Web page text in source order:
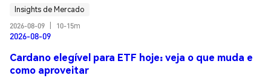
Insights de Mercado
2026-08-09
10-15m
2026-08-09
Cardano elegível para ETF hoje: veja o que muda e
como aproveitar